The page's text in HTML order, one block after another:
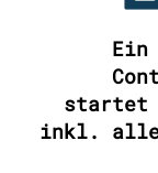
Ein
startet
inkl.